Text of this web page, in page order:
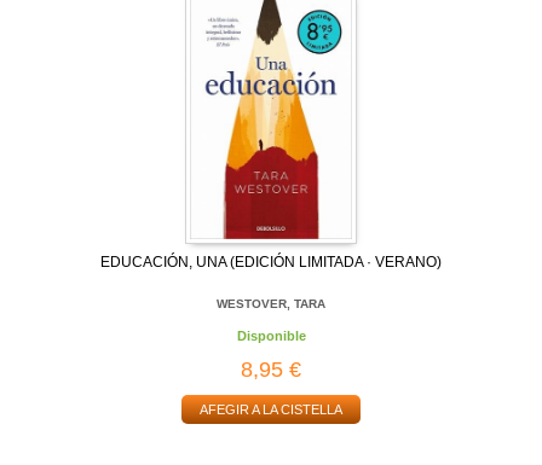
EDUCACIÓN, UNA (EDICIÓN LIMITADA · VERANO)
WESTOVER, TARA
Disponible
8,95 €
AFEGIR A LA CISTELLA